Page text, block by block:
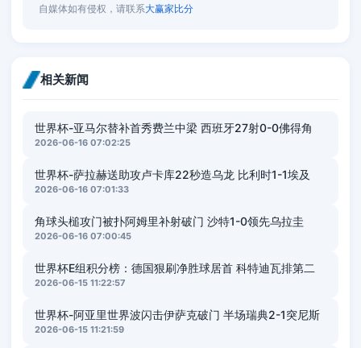
自媒体如有侵权，请联系大赢家比分
相关新闻
世界杯-亚马尔替补首秀费兰中梁 西班牙27射0-0佛得角
2026-06-16 07:02:25
世界杯-萨拉赫送助攻卢卡库22秒造乌龙 比利时1-1埃及
2026-06-16 07:01:33
角球头槌攻门被扑阿姆里补射破门 沙特1-0领先乌拉圭
2026-06-16 07:00:45
世界杯E组积分榜：德国狠刷净胜球居首 科特迪瓦排第二
2026-06-15 11:22:57
世界杯-阿亚里世界波闪击伊萨克破门 半场瑞典2-1突尼斯
2026-06-15 11:21:59